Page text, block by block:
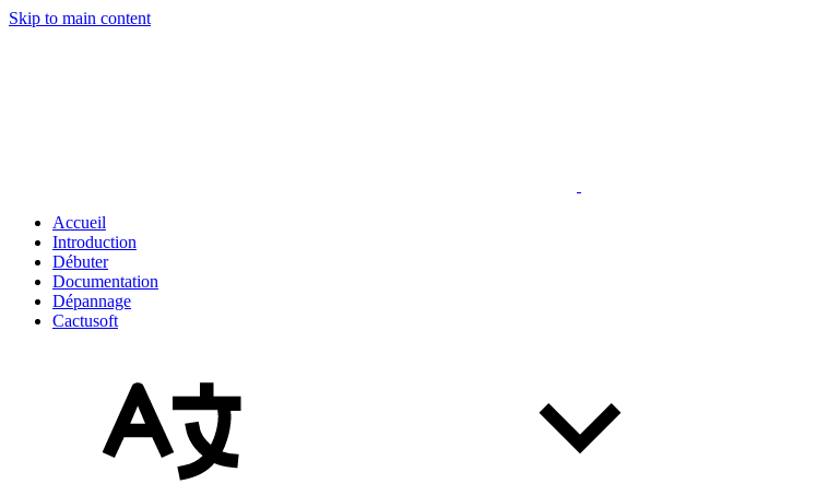
Skip to main content
Accueil
Introduction
Débuter
Documentation
Dépannage
Cactusoft